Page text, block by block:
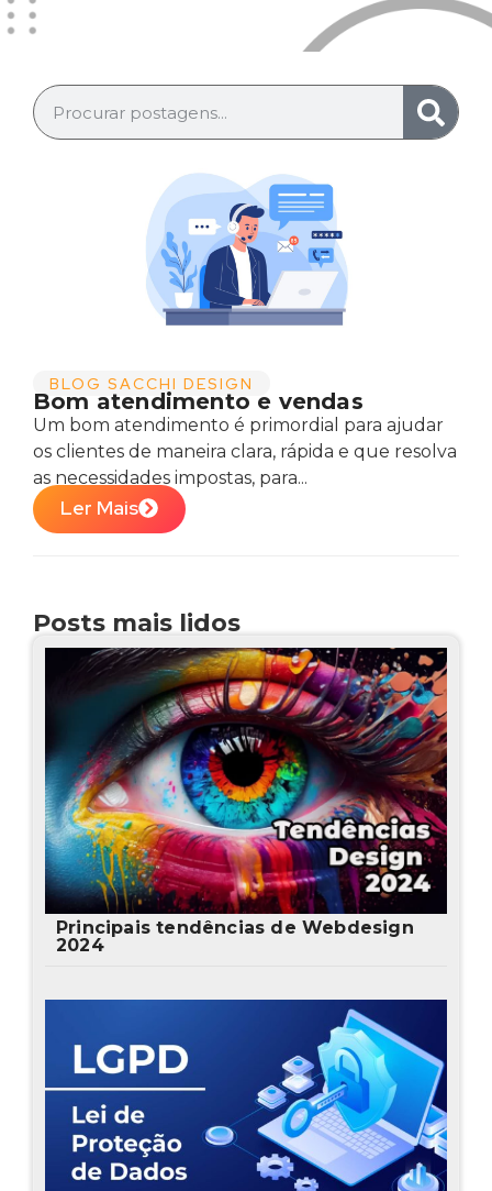
BLOG SACCHI DESIGN
Bom atendimento e vendas
Um bom atendimento é primordial para ajudar
os clientes de maneira clara, rápida e que resolva
as necessidades impostas, para...
Ler Mais
Posts mais lidos
Principais tendências de Webdesign
2024